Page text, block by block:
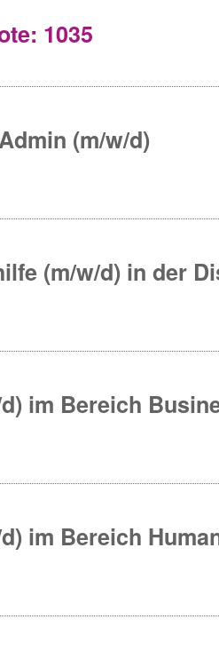
1035
(m/w/d)
(m/w/d) in der
im Bereich
im Bereich